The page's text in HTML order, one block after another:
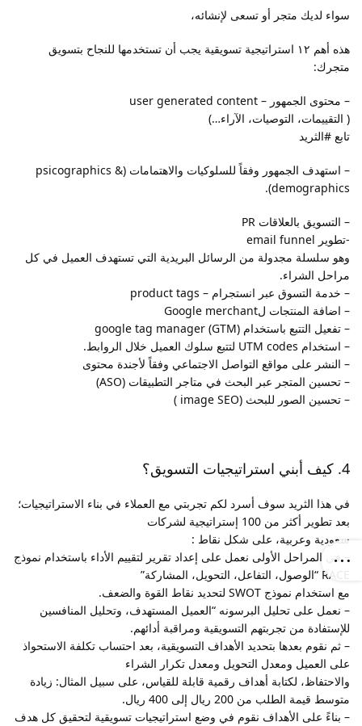
سواء لديك متجر أو تسعى لإنشائه،
هذه أهم ١٢ استراتيجية تسويقية يجب أن تستخدمها للنجاح بتسويق
متجرك:
– محتوى الجمهور – user generated content
( التقييمات، التوصيات، الآراء…)
تابع #الثريد
– استهدف الجمهور وفقاً للسلوكيات والاهتمامات (psicographics &
demographics).
– التسويق بالعلاقات PR
-تطوير email funnel
وهو سلسلة مجدولة من الرسائل البريدية التي تستهدف العميل في كل
مراحل الشراء.
– خدمة التسوق عبر انستجرام – product tags
– اضافة المنتجات لGoogle merchant
– تفعيل التتبع باستخدام google tag manager (GTM)
– استخدام UTM codes لتتبع سلوك العميل خلال الروابط.
– النشر على مواقع التواصل الاجتماعي وفقاً لأجندة محتوى
– تحسين المتجر عبر البحث في متاجر التطبيقات (ASO)
– تحسين الصور للبحث (image SEO )
4. كيف أبني استراتيجيات التسويق؟
في هذا الثريد سوف أسرد لكم تجربتي مع العملاء في بناء الاستراتيجيات؛
بعد تطوير أكثر من 100 إستراتيجية لشركات
سعودية وعربية، على شكل نقاط :
– في المراحل الأولى نعمل على إعداد تقرير لتقييم الأداء باستخدام نموذج
RACE “الوصول، التفاعل، التحويل، المشاركة”
مع استخدام نموذج SWOT لتحديد نقاط القوة والضعف.
– نعمل على تحليل البرسونه “العميل المستهدف، وتحليل المنافسين
للإستفادة من تجربتهم التسويقية ومراقبة أدائهم.
– ثم نقوم بعدها بتحديد الأهداف التسويقية، بعد احتساب تكلفة الاستحواذ
على العميل ومعدل التحويل ومعدل تكرار الشراء
والاحتفاظ، لكتابة أهداف رقمية قابلة للقياس، على سبيل المثال: زيادة
متوسط قيمة الطلب من 200 ريال إلى 400 ريال.
– بناءً على الأهداف نقوم في وضع استراتيجيات تسويقية لتحقيق كل هدف